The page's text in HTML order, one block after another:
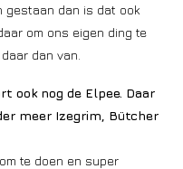
gestaan dan is dat ook
om ons eigen ding te
dan van.
ook nog de Elpee. Daar
meer Izegrim, Bütcher
te doen en super